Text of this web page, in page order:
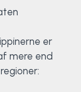
er
mere end